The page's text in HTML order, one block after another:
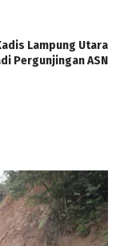
Lampung Utara
Pergunjingan ASN